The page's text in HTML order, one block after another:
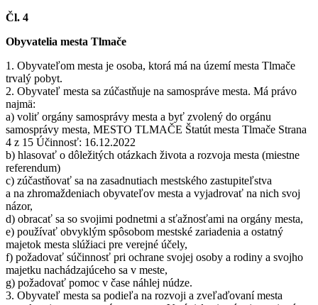
Čl. 4
Obyvatelia mesta Tlmače
1. Obyvateľom mesta je osoba, ktorá má na území mesta Tlmače
trvalý pobyt.
2. Obyvateľ mesta sa zúčastňuje na samospráve mesta. Má právo
najmä:
a) voliť orgány samosprávy mesta a byť zvolený do orgánu
samosprávy mesta, MESTO TLMAČE Štatút mesta Tlmače Strana
4 z 15 Účinnosť: 16.12.2022
b) hlasovať o dôležitých otázkach života a rozvoja mesta (miestne
referendum)
c) zúčastňovať sa na zasadnutiach mestského zastupiteľstva
a na zhromaždeniach obyvateľov mesta a vyjadrovať na nich svoj
názor,
d) obracať sa so svojimi podnetmi a sťažnosťami na orgány mesta,
e) používať obvyklým spôsobom mestské zariadenia a ostatný
majetok mesta slúžiaci pre verejné účely,
f) požadovať súčinnosť pri ochrane svojej osoby a rodiny a svojho
majetku nachádzajúceho sa v meste,
g) požadovať pomoc v čase náhlej núdze.
3. Obyvateľ mesta sa podieľa na rozvoji a zveľaďovaní mesta